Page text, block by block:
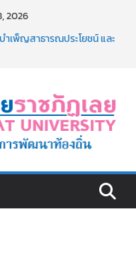
2026
เพ็ญสาธารณประโยชน์ และ
ดบ้าน LRU ครั้งที่ 4 เปิดให้
นฝัน สู่อนาคตที่ใช่
กับคณะอนุกรรมาธิการ